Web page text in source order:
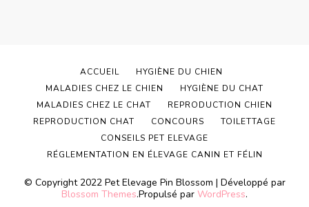
© Copyright 2022 Pet Elevage Pin Blossom | Développé par
Blossom Themes.Propulsé par WordPress.
ACCUEIL
HYGIÈNE DU CHIEN
MALADIES CHEZ LE CHIEN
HYGIÈNE DU CHAT
MALADIES CHEZ LE CHAT
REPRODUCTION CHIEN
REPRODUCTION CHAT
CONCOURS
TOILETTAGE
CONSEILS PET ELEVAGE
RÉGLEMENTATION EN ÉLEVAGE CANIN ET FÉLIN